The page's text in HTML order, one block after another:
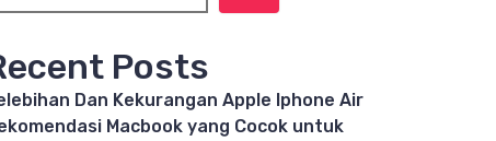
Posts
Dan Kekurangan Apple Iphone Air
Macbook yang Cocok untuk